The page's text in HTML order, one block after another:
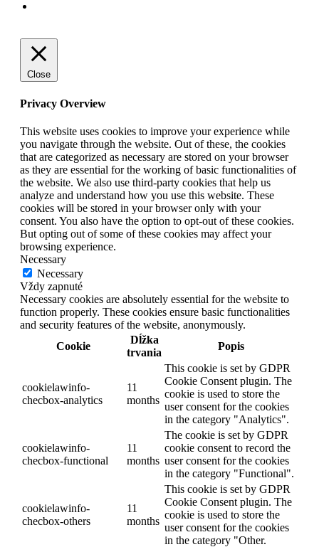
Close
Privacy Overview
This website uses cookies to improve your experience while
you navigate through the website. Out of these, the cookies
that are categorized as necessary are stored on your browser
as they are essential for the working of basic functionalities of
the website. We also use third-party cookies that help us
analyze and understand how you use this website. These
cookies will be stored in your browser only with your
consent. You also have the option to opt-out of these cookies.
But opting out of some of these cookies may affect your
browsing experience.
Necessary
Necessary
Vždy zapnuté
Necessary cookies are absolutely essential for the website to
function properly. These cookies ensure basic functionalities
and security features of the website, anonymously.
Cookie
Dĺžka
trvania
Popis
cookielawinfo-
checbox-analytics
11
months
This cookie is set by GDPR
Cookie Consent plugin. The
cookie is used to store the
user consent for the cookies
in the category "Analytics".
cookielawinfo-
checbox-functional
11
months
The cookie is set by GDPR
cookie consent to record the
user consent for the cookies
in the category "Functional".
cookielawinfo-
checbox-others
11
months
This cookie is set by GDPR
Cookie Consent plugin. The
cookie is used to store the
user consent for the cookies
in the category "Other.